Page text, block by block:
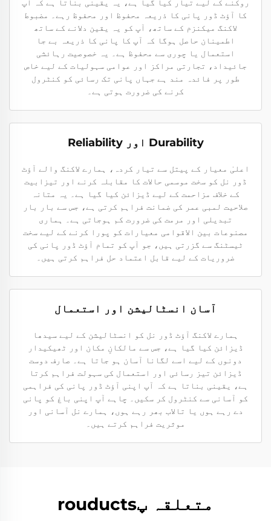
روکنے کے لیے تیار کیا گیا ہے، یہ یقینی بناتا ہے کہ آپ
کا آؤٹ ڈور پانی کا ذریعہ محفوظ اور محفوظ رہے۔ مضبوط
لاکنگ میکنزم کے ساتھ، آپ کو یہ یقین دلانے کے ساتھ
اطمینان حاصل ہوگا کہ آپ کا پانی کا ذریعہ بے جا
استعمال یا چوری سے محفوظ ہے۔ یہ خصوصیت رہائشی
جائیداد، تجارتی مراکز اور عوامی سہولیات کے لیے خاص
طور پر فائدہ مند ہے جہاں پانی تک رسائی کو کنٹرول
کرنے کی ضرورت ہوتی ہے۔
Durability اور Reliability
اعلیٰ معیار کے پیتل سے تیار کردہ، ہمارے لاکنگ والے آؤٹ
ڈور نل کو سخت موسمی حالات کا مقابلہ کرنے اور تیزابیت
کے خلاف مزاحمت کے لیے ڈیزائن کیا گیا ہے۔ یہ متانہ
صلاحیت لمبی عمر کی ضمانت فراہم کرتی ہے، جس سے بار بار
تبدیلی اور مرمت کی ضرورت کم ہوجاتی ہے۔ ہماری
مصنوعات بین الاقوامی معیارات کو پورا کرنے کے لیے سخت
ٹیسٹنگ سے گزرتی ہیں، جو آپ کو تمام آؤٹ ڈور پانی کی
ضروریات کے لیے قابل اعتماد حل فراہم کرتی ہیں۔
آسان انسٹالیشن اور استعمال
ہمارے لاکنگ آؤٹ ڈور نل کو انسٹالیشن کے لیے سیدھا
ڈیزائن کیا گیا ہے، جس سے مالکانِ مکان اور ٹھیکیدار
دونوں کے لیے اسے لگانا آسان ہو جاتا ہے۔ صارف دوست
ڈیزائن تیز رسائی اور استعمال کی سہولت فراہم کرتا
ہے، یقینی بناتا ہے کہ آپ اپنی آؤٹ ڈور پانی کی فراہمی
کو آسانی سے کنٹرول کر سکیں۔ چاہے آپ اپنی باغ کو پانی
دے رہے ہوں یا تالاب بھر رہے ہوں، ہمارے نل آسانی اور
موثریت فراہم کرتے ہیں۔
متعلقہ پrouducts